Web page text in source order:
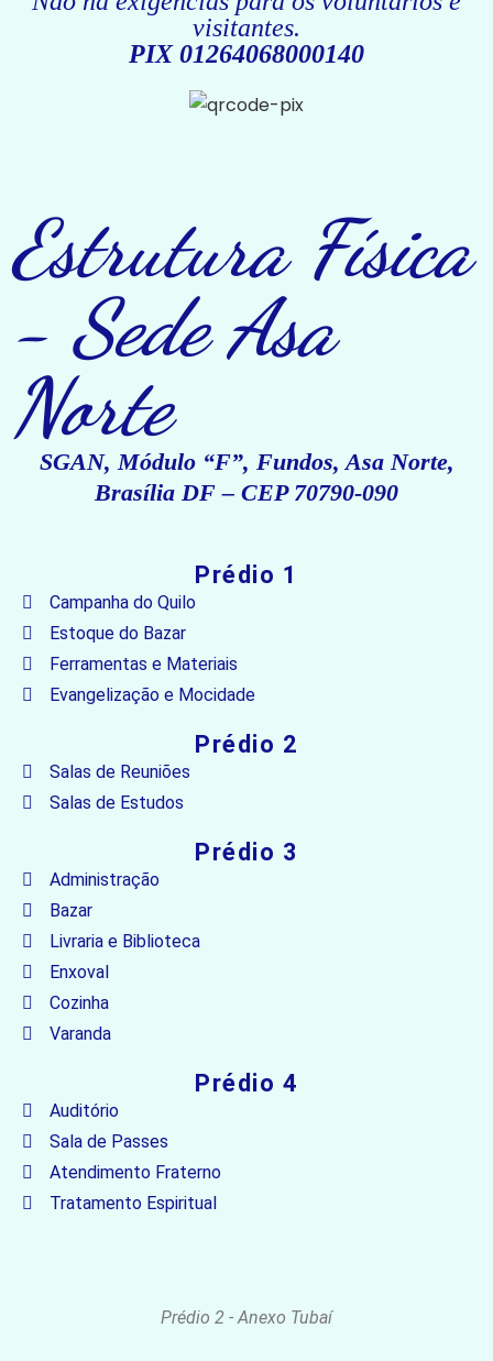
visitantes.
PIX 01264068000140
Estrutura Física
- Sede Asa
Norte
SGAN, Módulo “F”, Fundos, Asa Norte,
Brasília DF – CEP 70790-090
Prédio 1
Campanha do Quilo
Estoque do Bazar
Ferramentas e Materiais
Evangelização e Mocidade
Prédio 2
Salas de Reuniões
Salas de Estudos
Prédio 3
Administração
Bazar
Livraria e Biblioteca
Enxoval
Cozinha
Varanda
Prédio 4
Auditório
Sala de Passes
Atendimento Fraterno
Tratamento Espiritual
Prédio 2 - Anexo Tubaí